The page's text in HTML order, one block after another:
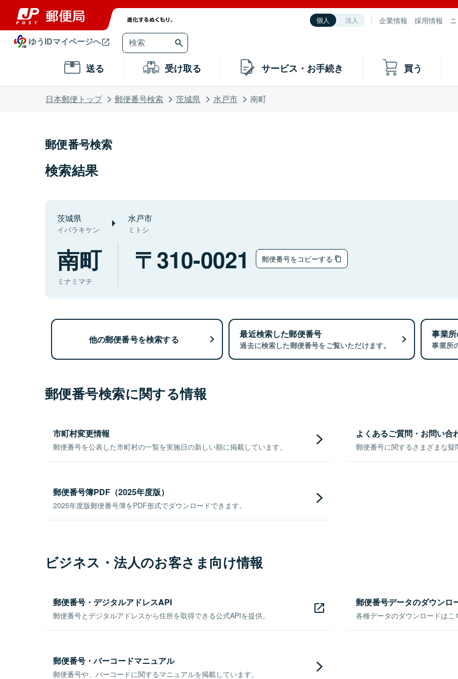
個人 法人 企業情報 採用情報
ゆうIDマイページへ
送る 受け取る サービス・お手続き 買う
日本郵便トップ 郵便番号検索 茨城県 水戸市 南町
郵便番号検索
検索結果
茨城県
イバラキケン
水戸市
ミトシ
南町
ミナミマチ
310-0021 郵便番号をコピーする
他の郵便番号を検索する 最近検索した郵便番号
過去に検索した郵便番号をご覧いただけます。
事業
事業所
郵便番号検索に関する情報
市町村変更情報
郵便番号を公表した市町村の一覧を実施日の新しい順に掲載しています。
よくあるご質問・お問い合
郵便番号に関するさまざまな疑
郵便番号簿PDF（2025年度版）
2025年度版郵便番号簿をPDF形式でダウンロードできます。
ビジネス・法人のお客さま向け情報
郵便番号・デジタルアドレスAPI
郵便番号とデジタルアドレスから住所を取得できる公式APIを提供。
郵便番号データのダウンロ
各種データのダウンロードはこ
郵便番号・バーコードマニュアル
郵便番号や、バーコードに関するマニュアルを掲載しています。